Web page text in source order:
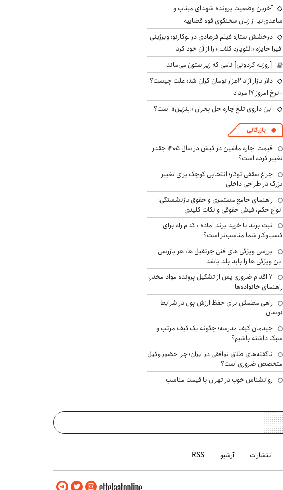
آخرین وضعیت پرونده شهدای میناب و
ساعدی‌نیا از زبان سخنگوی قوه قضاییه
درخشش ستاره فیلم فرهادی در لوکارنو؛ ویرژینی
افیرا جایزه «لئوپارد کلاب» را از آن خود کرد
[روزبه کردونی] نامی که زیر ستون می‌ماند
دلار بازار آزاد ۲هزار تومان گران شد؛ علت چیست؟
+نرخ امروز ۱۷ مرداد
این داروی تلخ چاره حل بحران «بنزین» است؟
بازرگانی
قیمت اجاره ماشین در کیش در سال ۱۴۰۵ چقدر
تغییر کرده است؟
چراغ سقفی توکار؛ انتخابی کوچک برای تغییر
بزرگ در طراحی داخلی
راهنمای جامع مستمری و حقوق بازنشستگی؛
انواع حکم، فیش حقوقی و نکات کلیدی
ثبت برند یا خرید برند آماده : کدام راه برای
کسب‌وکار شما مناسب‌تر است؟
بررسی ویژگی های فنی جرثقیل ها: هر بازرسی
این ویژگی ها را باید بلد باشد
۷ اقدام ضروری پس از تشکیل پرونده مواد مخدر؛
راهنمای خانواده‌ها
راهی مطمئن برای حفظ ارزش پول در شرایط
نوسان
چیدمان کیف مدرسه؛ چگونه یک کیف مرتب و
سبک داشته باشیم؟
ناگفته‌های طلاق توافقی در ایران؛ چرا حضور وکیل
متخصص ضروری است؟
روانشناس خوب در تهران با قیمت مناسب
انتشارات آرشیو RSS